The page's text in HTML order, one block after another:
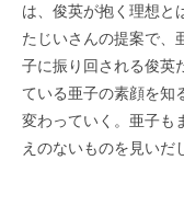
は、俊英が抱く理想と
たじいさんの提案で、
子に振り回される俊英
ている亜子の素顔を知
変わっていく。亜子も
えのないものを見いだ